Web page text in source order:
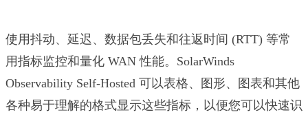
使用抖动、延迟、数据包丢失和往返时间 (RTT) 等常
用指标监控和量化 WAN 性能。SolarWinds
Observability Self-Hosted 可以表格、图形、图表和其他
各种易于理解的格式显示这些指标，以便您可以快速识